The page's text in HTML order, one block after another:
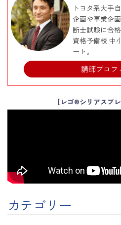
トヨタ系大手
企画や事業企
断士試験に合
資格予備校 中
ート。
講師プロフ
【レゴ®シリアスプ
カテゴリー